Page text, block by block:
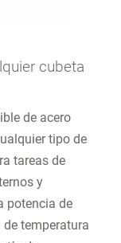
cubeta
de acero
tipo de
tareas de
y
potencia de
temperatura